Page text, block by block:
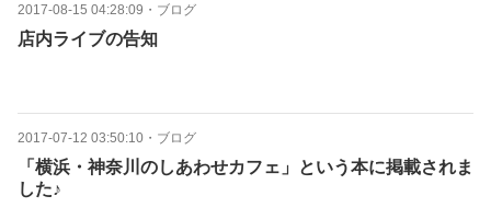
2017-08-15 04:28:09 ・ ブログ
店内ライブの告知
2017-07-12 03:50:10 ・ ブログ
「横浜・神奈川のしあわせカフェ」という本に掲載されま
した♪